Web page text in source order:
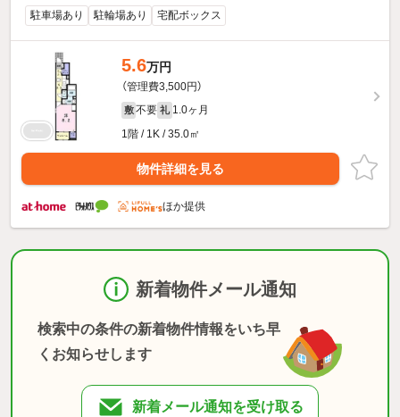
駐車場あり
駐輪場あり 宅配ボックス
5.6万円
（管理費3,500円）
敷 不要 礼 1.0ヶ月
1階 / 1K / 35.0㎡
物件詳細を見る
ほか提供
新着物件メール通知
検索中の条件の新着物件情報をいち早
くお知らせします
新着メール通知を受け取る